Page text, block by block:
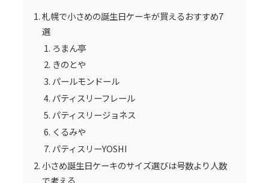
札幌で小さめの誕生日ケーキが買えるおすすめ7
選
ろまん亭
きのとや
パールモンドール
パティスリーフレール
パティスリージョネス
くるみや
パティスリーYOSHI
小さめ誕生日ケーキのサイズ選びは号数より人数
で考える